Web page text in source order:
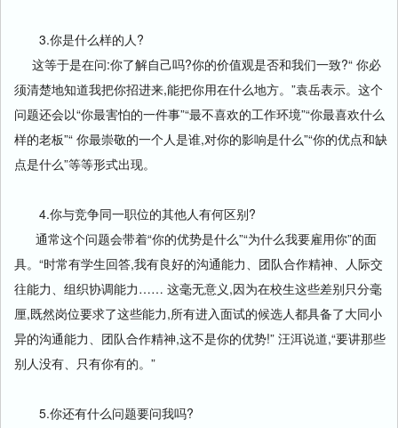
3.你是什么样的人?
这等于是在问:你了解自己吗?你的价值观是否和我们一致?“ 你必
须清楚地知道我把你招进来,能把你用在什么地方。”袁岳表示。这个
问题还会以“你最害怕的一件事”“最不喜欢的工作环境”“你最喜欢什么
样的老板”“ 你最崇敬的一个人是谁,对你的影响是什么”“你的优点和缺
点是什么”等等形式出现。
4.你与竞争同一职位的其他人有何区别?
通常这个问题会带着“你的优势是什么”“为什么我要雇用你”的面
具。“时常有学生回答,我有良好的沟通能力、团队合作精神、人际交
往能力、组织协调能力…… 这毫无意义,因为在校生这些差别只分毫
厘,既然岗位要求了这些能力,所有进入面试的候选人都具备了大同小
异的沟通能力、团队合作精神,这不是你的优势!” 汪洱说道,“要讲那些
别人没有、只有你有的。”
5.你还有什么问题要问我吗?